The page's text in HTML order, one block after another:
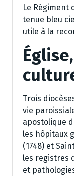
Le Régiment
tenue bleu
utile à la
Trois
vie
apostolique
les hôpitaux
(1748) et
les registres
et